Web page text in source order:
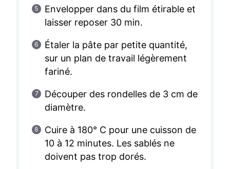
Envelopper dans du film étirable et
laisser reposer 30 min.
Étaler la pâte par petite quantité,
sur un plan de travail légèrement
fariné.
Découper des rondelles de 3 cm de
diamètre.
Cuire à 180° C pour une cuisson de
10 à 12 minutes. Les sablés ne
doivent pas trop dorés.